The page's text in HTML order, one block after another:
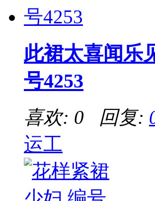
此裙太喜闻乐
号4253
喜欢: 0 回复:
运工